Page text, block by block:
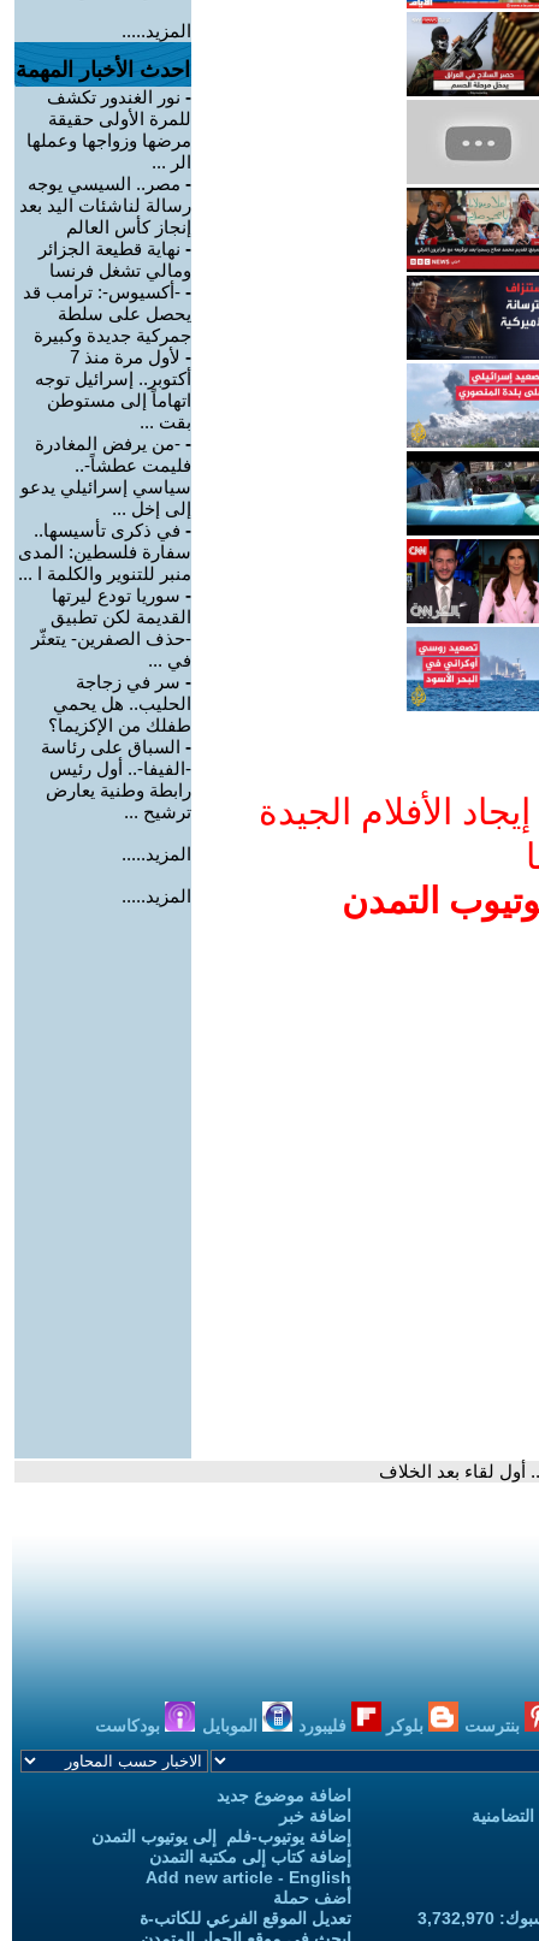
الأفلام الجيدة
التمدن
المزيد.....
احدث الأخبار المهمة
- نور الغندور تكشف
للمرة الأولى حقيقة
مرضها وزواجها وعملها
الر ...
- مصر.. السيسي يوجه
رسالة لناشئات اليد بعد
إنجاز كأس العالم
- نهاية قطيعة الجزائر
ومالي تشغل فرنسا
- -أكسيوس-: ترامب قد
يحصل على سلطة
جمركية جديدة وكبيرة
-
لأول مرة منذ 7
أكتوبر.. إسرائيل توجه
اتهاماً إلى مستوطن
بقت ...
- -من يرفض المغادرة
فليمت عطشاً-..
سياسي إسرائيلي يدعو
إلى إخل ...
- في ذكرى تأسيسها..
سفارة فلسطين: المدى
منبر للتنوير والكلمة ا ...
- سوريا تودع ليرتها
القديمة لكن تطبيق
-حذف الصفرين- يتعثّر
في ...
- سر في زجاجة
الحليب.. هل يحمي
طفلك من الإكزيما؟
- السباق على رئاسة
-الفيفا-.. أول رئيس
رابطة وطنية يعارض
ترشيح ...
المزيد.....
المزيد.....
أول لقاء بعد الخلاف
بنترست بلوكر فليبورد الموبايل بودكاست
اضافة موضوع جديد
اضافة خبر
إضافة يوتيوب-فلم إلى يوتيوب التمدن
إضافة كتاب إلى مكتبة التمدن
Add new article - English
أضف حملة
تعديل الموقع الفرعي للكاتب-ة